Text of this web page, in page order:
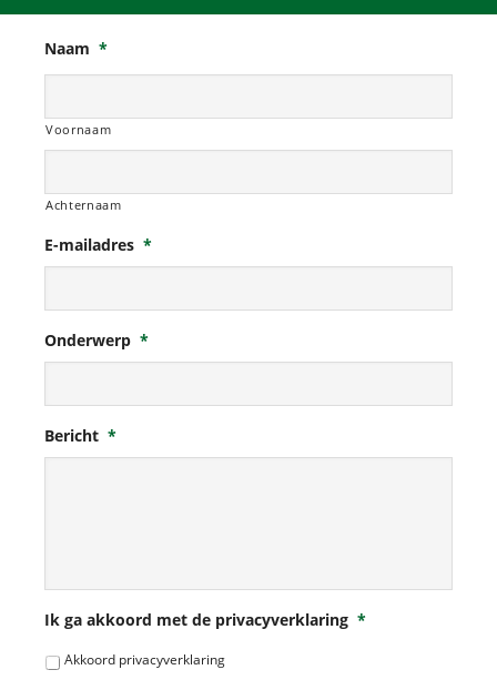
Naam *
Voornaam
Achternaam
E-mailadres *
Onderwerp *
Bericht *
Ik ga akkoord met de privacyverklaring *
Akkoord privacyverklaring